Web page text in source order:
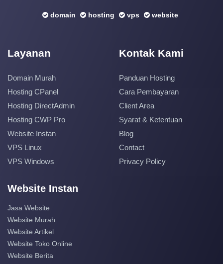
domain hosting vps website
Layanan
Domain Murah
Hosting CPanel
Hosting DirectAdmin
Hosting CWP Pro
Website Instan
VPS Linux
VPS Windows
Kontak Kami
Panduan Hosting
Cara Pembayaran
Client Area
Syarat & Ketentuan
Blog
Contact
Privacy Policy
Website Instan
Jasa Website
Website Murah
Website Artikel
Website Toko Online
Website Berita